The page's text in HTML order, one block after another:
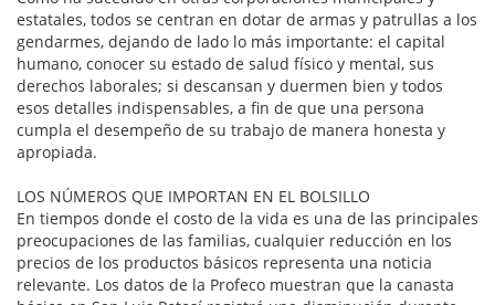
estatales, todos se centran en dotar de armas y patrullas a los
gendarmes, dejando de lado lo más importante: el capital
humano, conocer su estado de salud físico y mental, sus
derechos laborales; si descansan y duermen bien y todos
esos detalles indispensables, a fin de que una persona
cumpla el desempeño de su trabajo de manera honesta y
apropiada.
LOS NÚMEROS QUE IMPORTAN EN EL BOLSILLO
En tiempos donde el costo de la vida es una de las principales
preocupaciones de las familias, cualquier reducción en los
precios de los productos básicos representa una noticia
relevante. Los datos de la Profeco muestran que la canasta